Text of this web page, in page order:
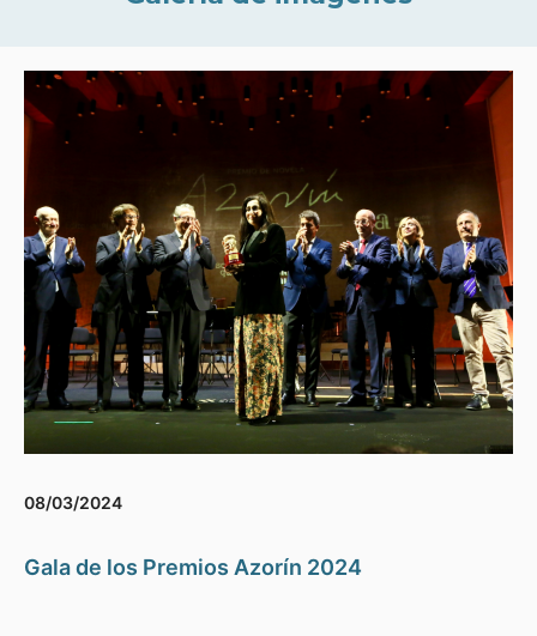
08/03/2024
Gala de los Premios Azorín 2024